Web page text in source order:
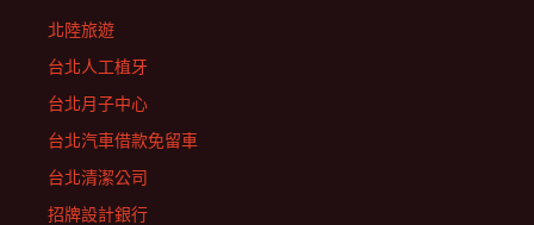
北陸旅遊
台北人工植牙
台北月子中心
台北汽車借款免留車
台北清潔公司
招牌設計銀行